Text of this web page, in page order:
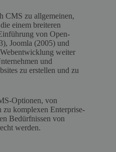
CMS zu allgemeinen,
einem breiteren
von Open-
Joomla (2005) und
weiter
und
zu erstellen und zu
Optionen, von
komplexen Enterprise-
Bedürfnissen von
werden.